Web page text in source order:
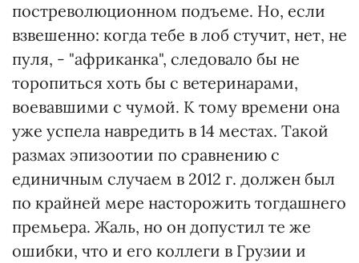
постреволюционном подъеме. Но, если
взвешенно: когда тебе в лоб стучит, нет, не
пуля, - "африканка", следовало бы не
торопиться хоть бы с ветеринарами,
воевавшими с чумой. К тому времени она
уже успела навредить в 14 местах. Такой
размах эпизоотии по сравнению с
единичным случаем в 2012 г. должен был
по крайней мере насторожить тогдашнего
премьера. Жаль, но он допустил те же
ошибки, что и его коллеги в Грузии и